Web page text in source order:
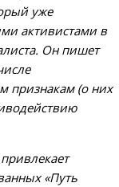
уже
активистами в
Он пишет
признакам (о них
«Путь